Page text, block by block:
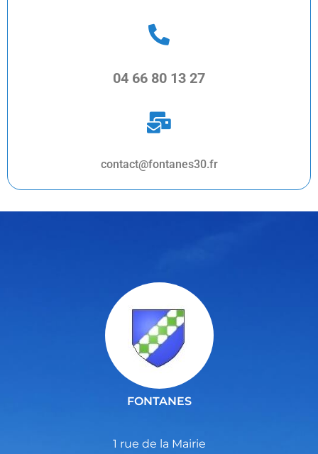
04 66 80 13 27
contact@fontanes30.fr
FONTANES
1 rue de la Mairie